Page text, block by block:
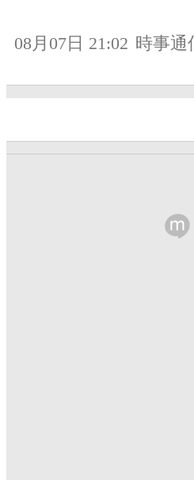
08月07日 21:02 時事通